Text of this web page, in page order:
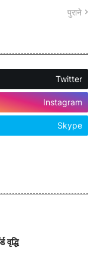
पुराने
Twitter
Instagram
Skype
वृद्धि